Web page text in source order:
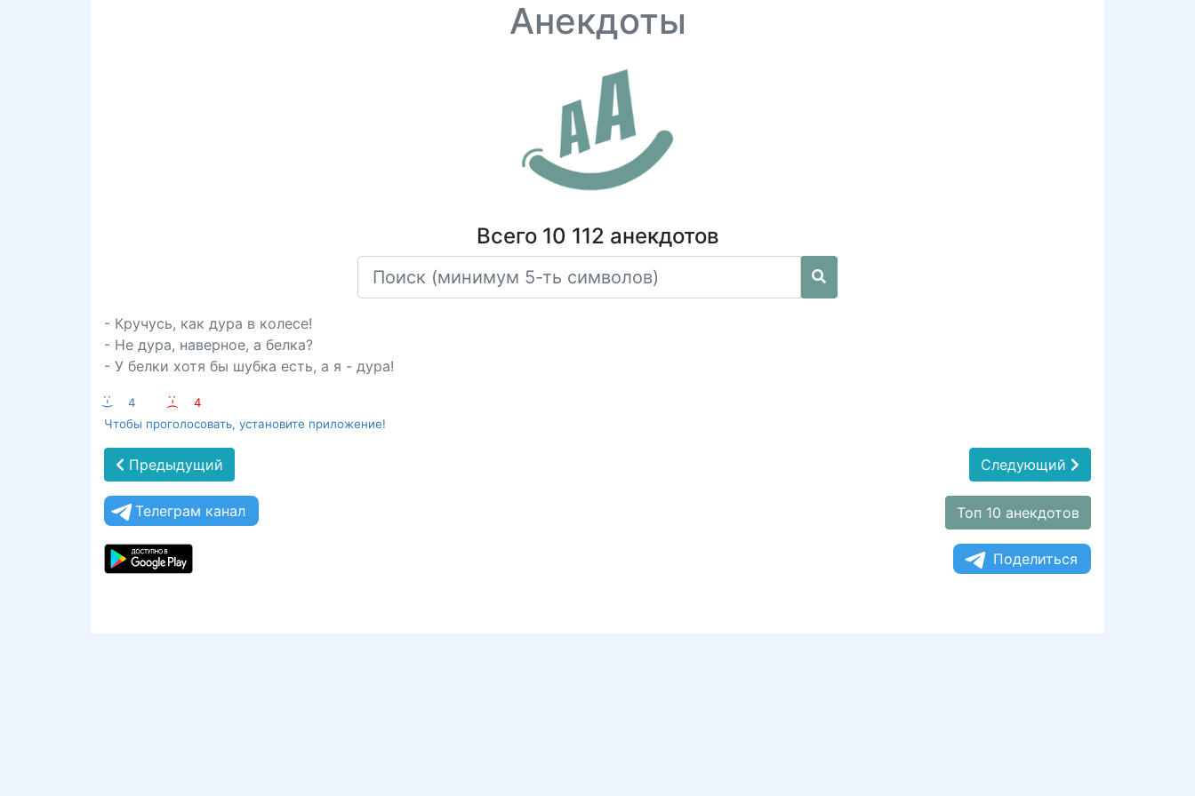
Анекдоты
Всего 10 112 анекдотов
- Кручусь, как дура в колесе!
- Не дура, наверное, а белка?
- У белки хотя бы шубка есть, а я - дура!
:-) 4 :-(
4
Чтобы проголосовать, установите приложение!
Предыдущий Следующий
Телеграм канал Топ 10 анекдотов
Поделиться